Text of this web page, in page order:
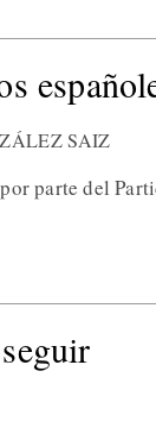
SAIZ
parte del